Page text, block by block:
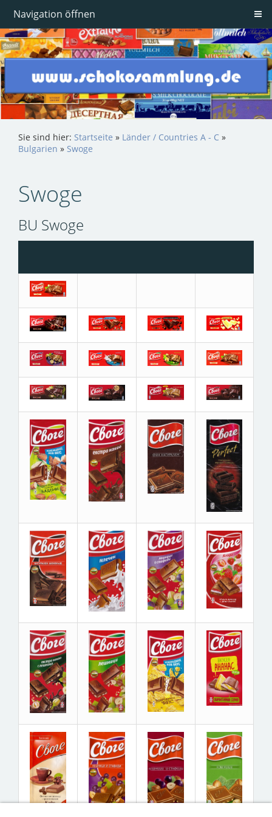
Navigation öffnen
Sie sind hier: Startseite » Länder / Countries A - C »
Bulgarien » Swoge
Swoge
BU Swoge